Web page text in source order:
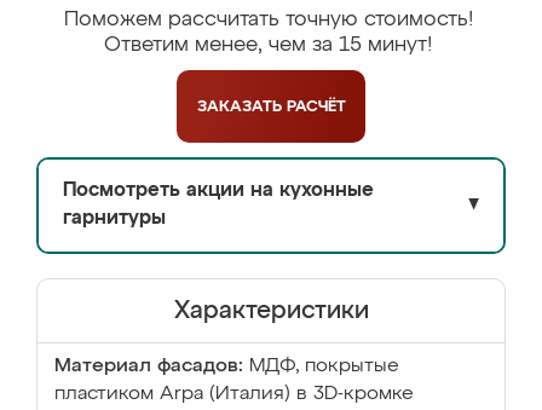
Поможем рассчитать точную стоимость!
Ответим менее, чем за 15 минут!
ЗАКАЗАТЬ РАСЧЁТ
Посмотреть акции на кухонные
гарнитуры
▼
Характеристики
Материал фасадов: МДФ, покрытые
пластиком Arpa (Италия) в 3D-кромке